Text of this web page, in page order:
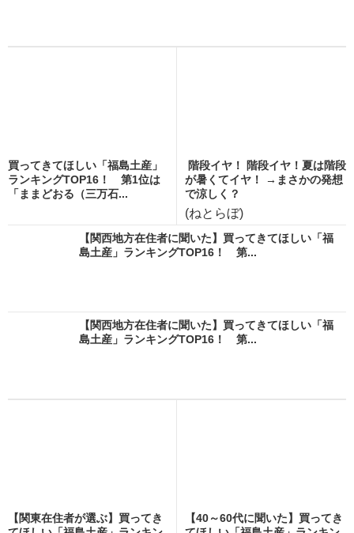
買ってきてほしい「福島土産」
ランキングTOP16！ 第1位は
「ままどおる（三万石...
階段イヤ！ 階段イヤ！夏は階段
が暑くてイヤ！ →まさかの発想
で涼しく？
(ねとらぼ)
【関西地方在住者に聞いた】買ってきてほしい「福
島土産」ランキングTOP16！ 第...
【関西地方在住者に聞いた】買ってきてほしい「福
島土産」ランキングTOP16！ 第...
【関東在住者が選ぶ】買ってき
【40～60代に聞いた】買ってき